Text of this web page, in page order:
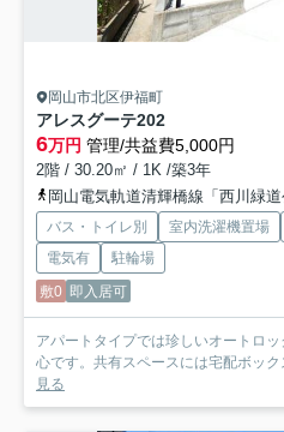
岡山市北区伊福町
アレスグーテ202
6万円 管理/共益費5,000円
2階 / 30.20㎡ / 1K /築3年
岡山電気軌道清輝橋線「西川緑
バス・トイレ別 室内洗濯機置場
電気有
駐輪場
敷0 即入居可
アパートタイプでは珍しいオートロ
心です。共有スペースには宅配ボッ
見る